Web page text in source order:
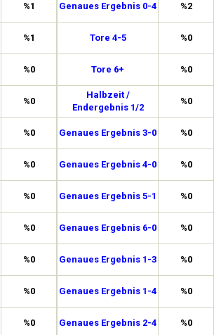
%1
%1
%0
%0
%0
%0
%0
%0
%0
%0
%0
Genaues Ergebnis 0-4 %2
Tore 4-5 %0
Tore 6+ %0
Halbzeit /
Endergebnis 1/2
%0
Genaues Ergebnis 3-0 %0
Genaues Ergebnis 4-0 %0
Genaues Ergebnis 5-1 %0
Genaues Ergebnis 6-0 %0
Genaues Ergebnis 1-3 %0
Genaues Ergebnis 1-4 %0
Genaues Ergebnis 2-4 %0